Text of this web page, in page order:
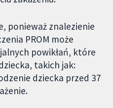
ponieważ znalezienie
PROM może
powikłań, które
takich jak:
dziecka przed 37